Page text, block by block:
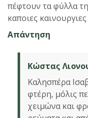
πέφτουν τα φύλλα
καποιες
Απάντηση
Κώστας
Καλησπέρα
φτέρη, μόλις
χειμώνα και